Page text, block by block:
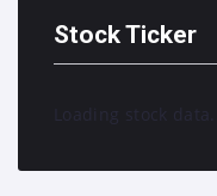
Stock Ticker
Loading stock data...